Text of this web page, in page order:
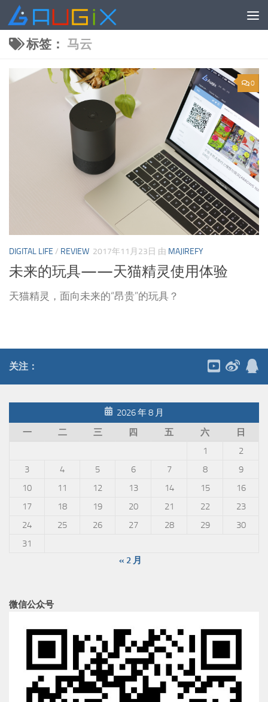
跳至内容
标签： 马云
0
DIGITAL LIFE / REVIEW 2017年11月23日 由 MAJIREFY
未来的玩具——天猫精灵使用体验
天猫精灵，面向未来的“昂贵”的玩具？
关注：
2026 年 8 月
一
二 三 四 五 六
日
1
2
3
4 5 6 7 8
9
10
11 12 13 14 15
16
17
18 19 20 21 22
23
24
25 26 27 28 29
30
31
« 2 月
微信公众号